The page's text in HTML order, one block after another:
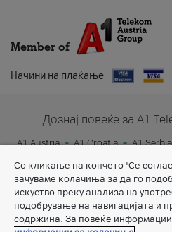
Member of
Начини на плаќање
Дознај повеќе за A1
A1 Austria A1 Croatia A1 Serbia
Со кликање на копчето "Се
зачуваме колачиња за да го
искуство преку анализа на
подобрување на навигацијата и
содржина. За повеќе